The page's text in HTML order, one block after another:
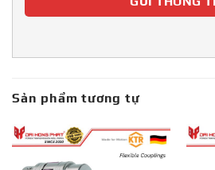
Sản phẩm tương tự